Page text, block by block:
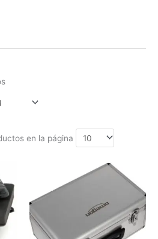
en la página
producto
tiene
múltiples
variantes.